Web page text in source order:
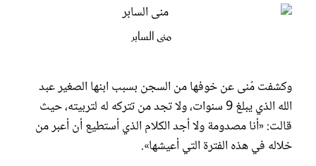
منى السابر
وكشفت مُنى عن خوفها من السجن بسبب ابنها الصغير عبد
الله الذي يبلغ 9 سنوات، ولا تجد من تتركه له لتربيته، حيث
قالت: «أنا مصدومة ولا أجد الكلام الذي أستطيع أن أعبر من
خلاله في هذه الفترة التي أعيشها».